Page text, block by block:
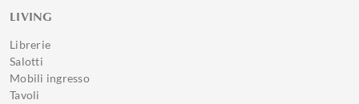
LIVING
Librerie
Salotti
Mobili ingresso
Tavoli